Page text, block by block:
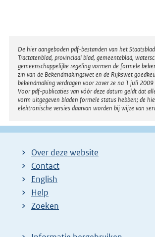
Disclaimer
De hier aangeboden pdf-bestanden van het
Tractatenblad, provinciaal blad, gemeenteblad,
gemeenschappelijke regeling vormen de formele
zin van de Bekendmakingswet en de Rijkswet
bekendmaking verdragen voor zover ze na 1 juli
Voor pdf-publicaties van vóór deze datum geldt dat
vorm uitgegeven bladen formele status hebben; de
elektronische versies daarvan worden bij wijze van
Over deze website
Contact
English
Help
Zoeken